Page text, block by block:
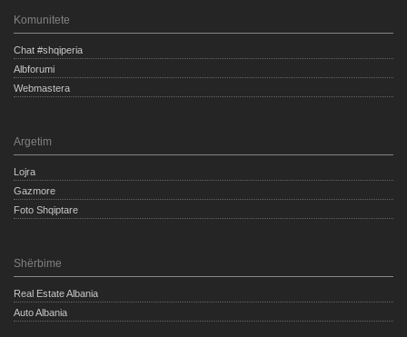
Komunitete
Chat #shqiperia
Albforumi
Webmastera
Argetim
Lojra
Gazmore
Foto Shqiptare
Shërbime
Real Estate Albania
Auto Albania